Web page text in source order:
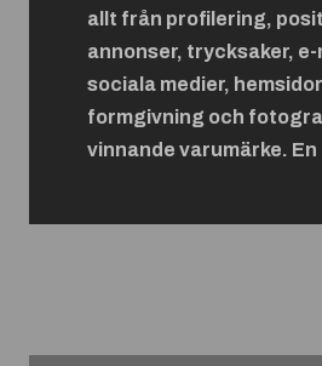
allt från profilering,
annonser, trycksaker,
sociala medier,
formgivning och
vinnande varumärke. En